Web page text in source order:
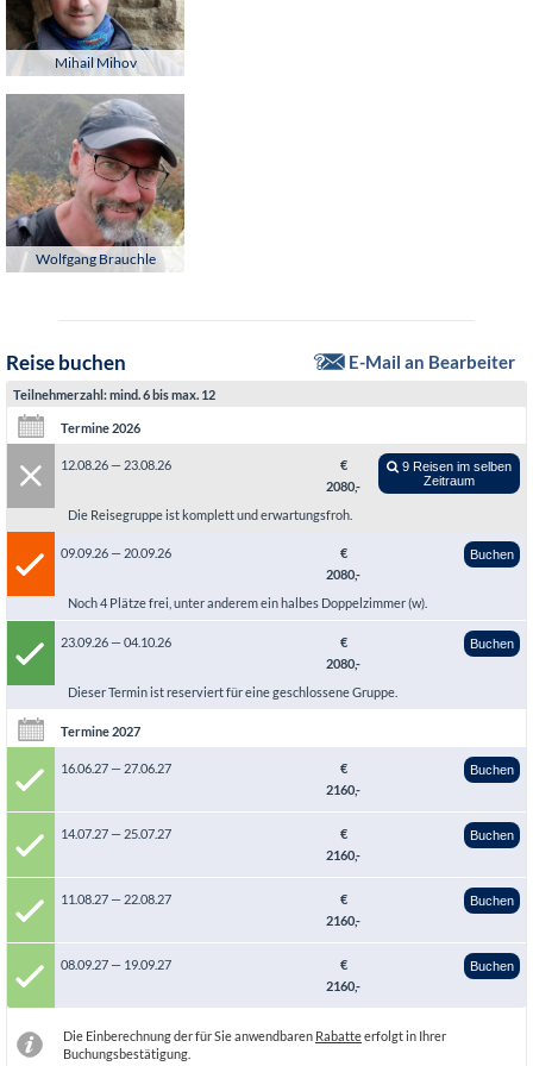
Mihail Mihov
Wolfgang Brauchle
Reise buchen E-Mail an Bearbeiter
Teilnehmerzahl: mind. 6 bis max. 12
Termine 2026
12.08.26 — 23.08.26
€
2080,-
9 Reisen im selben
Zeitraum
Die Reisegruppe ist komplett und erwartungsfroh.
09.09.26 — 20.09.26
€
2080,-
Buchen
Noch 4 Plätze frei, unter anderem ein halbes Doppelzimmer (w).
23.09.26 — 04.10.26
€
2080,-
Buchen
Dieser Termin ist reserviert für eine geschlossene Gruppe.
Termine 2027
16.06.27 — 27.06.27
€
2160,-
Buchen
14.07.27 — 25.07.27
€
2160,-
Buchen
11.08.27 — 22.08.27
€
2160,-
Buchen
08.09.27 — 19.09.27
€
2160,-
Buchen
Die Einberechnung der für Sie anwendbaren Rabatteerfolgt in Ihrer
Buchungsbestätigung.